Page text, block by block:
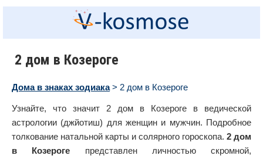
2 дом в Козероге
Дома в знаках зодиака> 2 дом в Козероге
Узнайте, что значит 2 дом в Козероге в ведической
астрологии (джйотиш) для женщин и мужчин. Подробное
толкование натальной карты и солярного гороскопа. 2 дом
в Козероге представлен личностью скромной,